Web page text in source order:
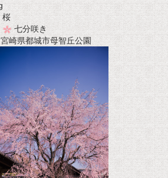
桜
七分咲き
崎県都城市母智丘公園